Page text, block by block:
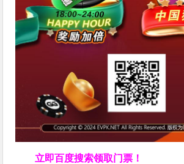
立即百度搜索领取门票！